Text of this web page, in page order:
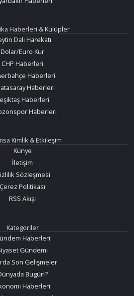
Haberleri & Kulüpler
Dalı Harekatı
Dolar/Euro Kur
CHP Haberleri
Haberleri
Haberleri
Haberleri
Haberleri
Kimlik & Etkileşim
Künye
İletişim
Sözleşmesi
Çerez Politikası
RSS Akışı
Kategoriler
Haberleri
Gündemi
Son Gelişmeler
Bugün?
Haberleri